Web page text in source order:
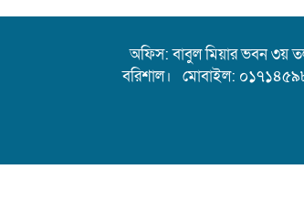
অফিস: বাবুল মিয়ার ভবন ৩য়
বরিশাল। মোবাইল: